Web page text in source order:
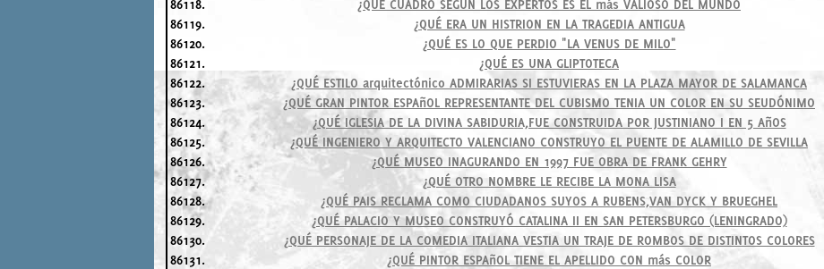
86118.
¿QUÉ CUADRO SEGUN LOS EXPERTOS ES EL más VALIOSO DEL MUNDO
86119.
¿QUÉ ERA UN HISTRION EN LA TRAGEDIA ANTIGUA
86120.
¿QUÉ ES LO QUE PERDIO "LA VENUS DE MILO"
86121.
¿QUÉ ES UNA GLIPTOTECA
86122.
¿QUÉ ESTILO arquitectónico ADMIRARIAS SI ESTUVIERAS EN LA PLAZA MAYOR DE SALAMANCA
86123.
¿QUÉ GRAN PINTOR ESPAñOL REPRESENTANTE DEL CUBISMO TENIA UN COLOR EN SU SEUDÓNIMO
86124.
¿QUÉ IGLESIA DE LA DIVINA SABIDURIA,FUE CONSTRUIDA POR JUSTINIANO I EN 5 AñOS
86125.
¿QUÉ INGENIERO Y ARQUITECTO VALENCIANO CONSTRUYO EL PUENTE DE ALAMILLO DE SEVILLA
86126.
¿QUÉ MUSEO INAGURANDO EN 1997 FUE OBRA DE FRANK GEHRY
86127.
¿QUÉ OTRO NOMBRE LE RECIBE LA MONA LISA
86128.
¿QUÉ PAIS RECLAMA COMO CIUDADANOS SUYOS A RUBENS,VAN DYCK Y BRUEGHEL
86129.
¿QUÉ PALACIO Y MUSEO CONSTRUYÓ CATALINA II EN SAN PETERSBURGO (LENINGRADO)
86130.
¿QUÉ PERSONAJE DE LA COMEDIA ITALIANA VESTIA UN TRAJE DE ROMBOS DE DISTINTOS COLORES
86131.
¿QUÉ PINTOR ESPAñOL TIENE EL APELLIDO CON más COLOR